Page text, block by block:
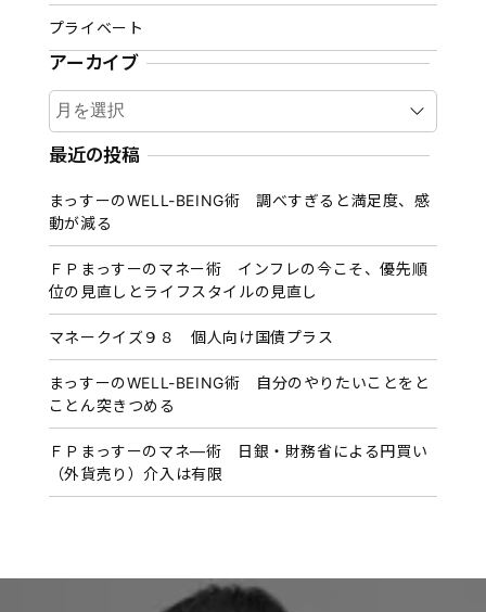
プライベート
アーカイブ
ア
ー
カ
ブ
最近の投稿
まっすーのWELL-BEING術 調べすぎると満足度、感
動が減る
ＦＰまっすーのマネー術 インフレの今こそ、優先順
位の見直しとライフスタイルの見直し
マネークイズ９８ 個人向け国債プラス
まっすーのWELL-BEING術 自分のやりたいことをと
ことん突きつめる
ＦＰまっすーのマネ―術 日銀・財務省による円買い
（外貨売り）介入は有限